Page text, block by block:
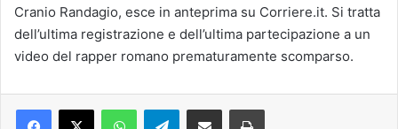
Cranio Randagio, esce in anteprima su Corriere.it. Si tratta
dell’ultima registrazione e dell’ultima partecipazione a un
video del rapper romano prematuramente scomparso.
Telegram